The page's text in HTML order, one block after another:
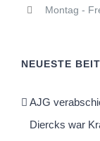
Montag -
NEUESTE
AJG
Diercks war